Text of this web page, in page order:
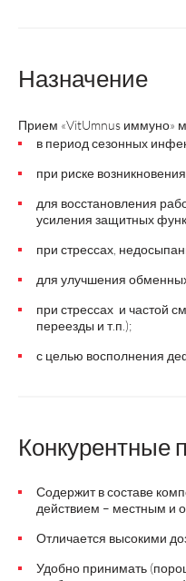
Назначение
Прием «VitUmnus иммуно»
в период сезонных
при риске
для восстановления
усиления защитных
при стрессах,
для улучшения
при стрессах и частой
переезды и т.п.);
с целью восполнения
Конкурентные
Содержит в составе
действием – местным и
Отличается высокими
Удобно принимать